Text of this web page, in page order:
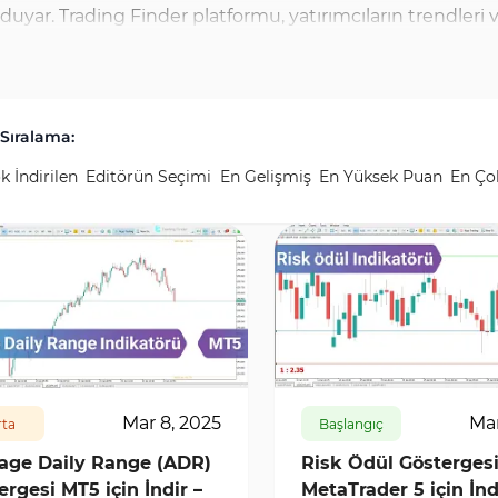
Trading Finder platformu, yatırımcıların trendleri
Bu araçlardan biri olan Para Akışı
Trend Göstergesi (Digital Filter Trend Indicator),
gözlemlemelerine olanak tanır. Modifiye
birleştirerek trend analizini daha anlaşılır hale
Range - ATR) göstergesinin gelişmiş bir versiyonu
yatırımcıların forex trendlerini daha iyi
Sıralama:
İndirilen Editörün Seçimi En Gelişmiş En Yüksek Puan En
6948 0
Mar 8, 2025
Daily Range (ADR)
MT5 için İndir –
636
Başlangıç
Risk Ödül Göstergesi
MetaTrader 5 için